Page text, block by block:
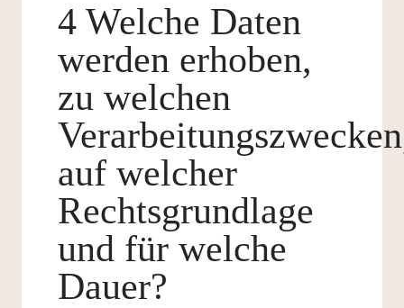
4 Welche Daten
werden erhoben,
zu welchen
auf welcher
Rechtsgrundlage
und für welche
Dauer?